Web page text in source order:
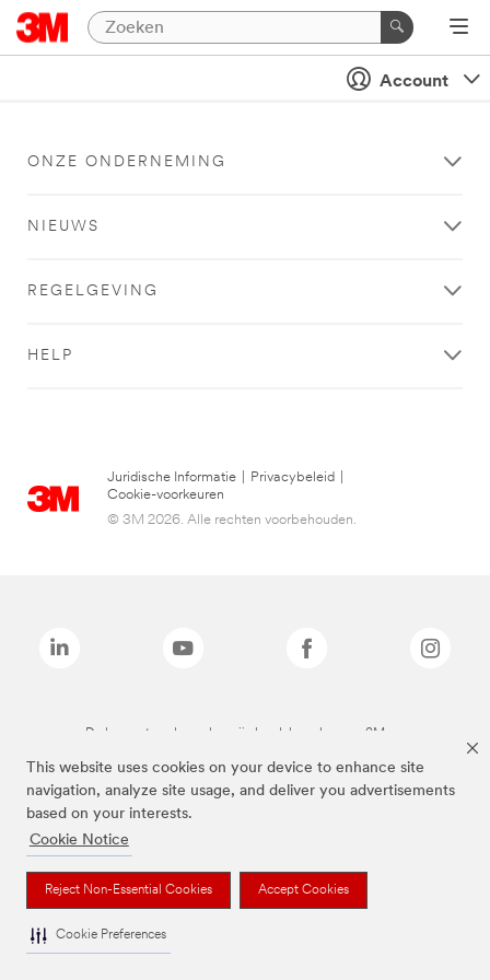
This website uses cookies on your device to enhance site
navigation, analyze site usage, and deliver you advertisements
based on your interests.
Cookie Notice
Reject Non-Essential Cookies Accept Cookies
Cookie Preferences
Account
ONZE ONDERNEMING
NIEUWS
REGELGEVING
HELP
Juridische Informatie Privacybeleid
Cookie-voorkeuren
© 3M 2026. Alle rechten voorbehouden.
De bovenstaande merken zijn handelsmerken van 3M.we